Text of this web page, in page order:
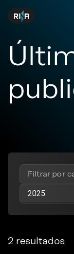
Filtrar por
2025
2 resultados